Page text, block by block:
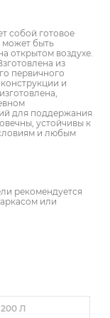
собой готовое
может быть
открытом воздухе.
из
первичного
и
для поддержания
устойчивы к
и любым
рекомендуется
или
Л
или
и
ЗАО